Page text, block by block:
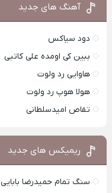
آهنگ های جدید
دود سیاکس
ببین کی اومده علی کاتبی
هاوایی رد ولوت
هولا هوپ رد ولوت
تقاص امیدسلطانی
ریمیکس های جدید
سنگ تمام حمیدرضا بابایی